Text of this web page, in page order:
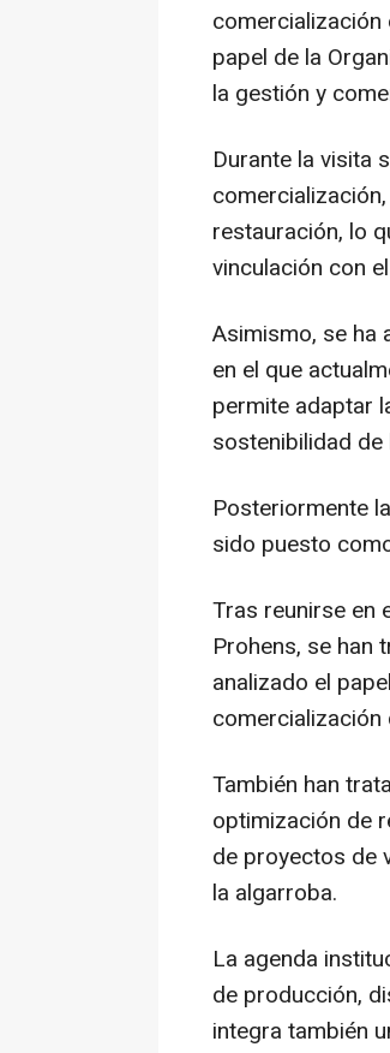
papel de la
la gestión y
Durante la visita
restauración, lo
vinculación con
Asimismo, se ha
en el que
permite adaptar
sostenibilidad
Posteriormente
sido puesto
Tras reunirse en
Prohens, se han
analizado el
También han
optimización de
de proyectos de
la algarroba.
La agenda
de producción,
integra también